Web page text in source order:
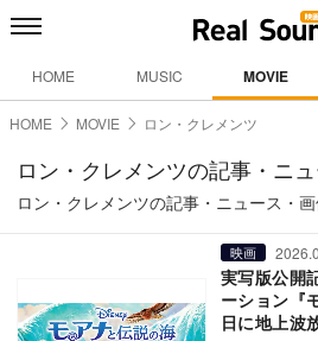
HOME MUSIC MOVIE
HOME MOVIE ロン・クレメンツ
ロン・クレメンツの記事・ニ
ロン・クレメンツの記事・ニュース・
映画
実写版公開
ーション『
日に地上波